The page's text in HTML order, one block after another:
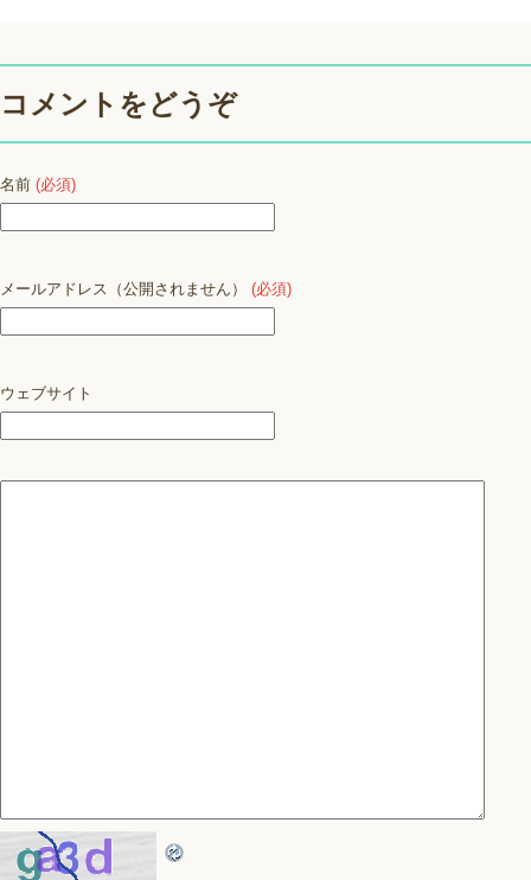
コメントをどうぞ
名前 (必須)
メールアドレス（公開されません） (必須)
ウェブサイト